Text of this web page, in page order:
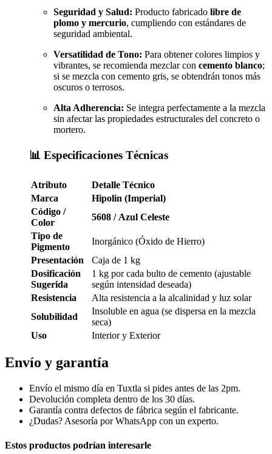
Seguridad y Salud: Producto fabricado libre de
plomo y mercurio, cumpliendo con estándares de
seguridad ambiental.
Versatilidad de Tono: Para obtener colores limpios y
vibrantes, se recomienda mezclar con cemento blanco;
si se mezcla con cemento gris, se obtendrán tonos más
oscuros o terrosos.
Alta Adherencia: Se integra perfectamente a la mezcla
sin afectar las propiedades estructurales del concreto o
mortero.
📊 Especificaciones Técnicas
Atributo
Detalle Técnico
Marca
Hipolin (Imperial)
Código /
Color
5608 / Azul Celeste
Tipo de
Pigmento
Inorgánico (Óxido de Hierro)
Presentación
Caja de 1 kg
Dosificación
Sugerida
1 kg por cada bulto de cemento (ajustable
según intensidad deseada)
Resistencia
Alta resistencia a la alcalinidad y luz solar
Solubilidad
Insoluble en agua (se dispersa en la mezcla
seca)
Uso
Interior y Exterior
Envío y garantía
Envío el mismo día en Tuxtla si pides antes de las 2pm.
Devolución completa dentro de los 30 días.
Garantía contra defectos de fábrica según el fabricante.
¿Dudas? Asesoría por WhatsApp con un experto.
Estos productos podrían interesarle